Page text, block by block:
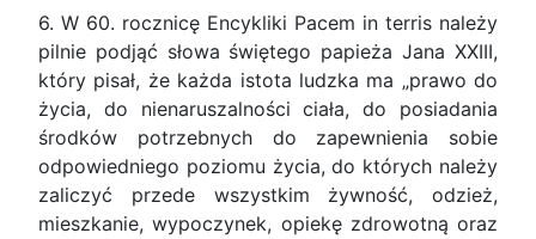
6. W 60. rocznicę Encykliki Pacem in terris należy
pilnie podjąć słowa świętego papieża Jana XXIII,
który pisał, że każda istota ludzka ma „prawo do
życia, do nienaruszalności ciała, do posiadania
środków potrzebnych do zapewnienia sobie
odpowiedniego poziomu życia, do których należy
zaliczyć przede wszystkim żywność, odzież,
mieszkanie, wypoczynek, opiekę zdrowotną oraz